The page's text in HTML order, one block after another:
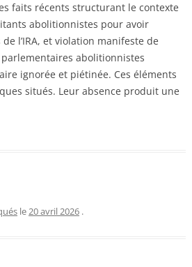
faits récents structurant le contexte
abolitionnistes pour avoir
l’IRA, et violation manifeste de
abolitionnistes
ignorée et piétinée. Ces éléments
situés. Leur absence produit une
le20 avril 2026 .